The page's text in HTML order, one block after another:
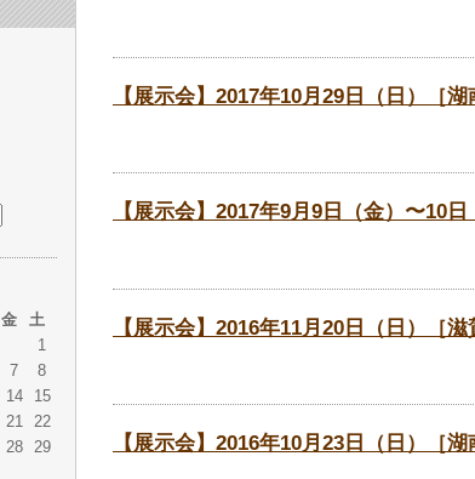
【展示会】2017年10月29日（日）［
【展示会】2017年9月9日（金）〜10
【展示会】2016年11月20日（日）［
【展示会】2016年10月23日（日）［
金
土
1
7
8
14
15
21
22
28
29